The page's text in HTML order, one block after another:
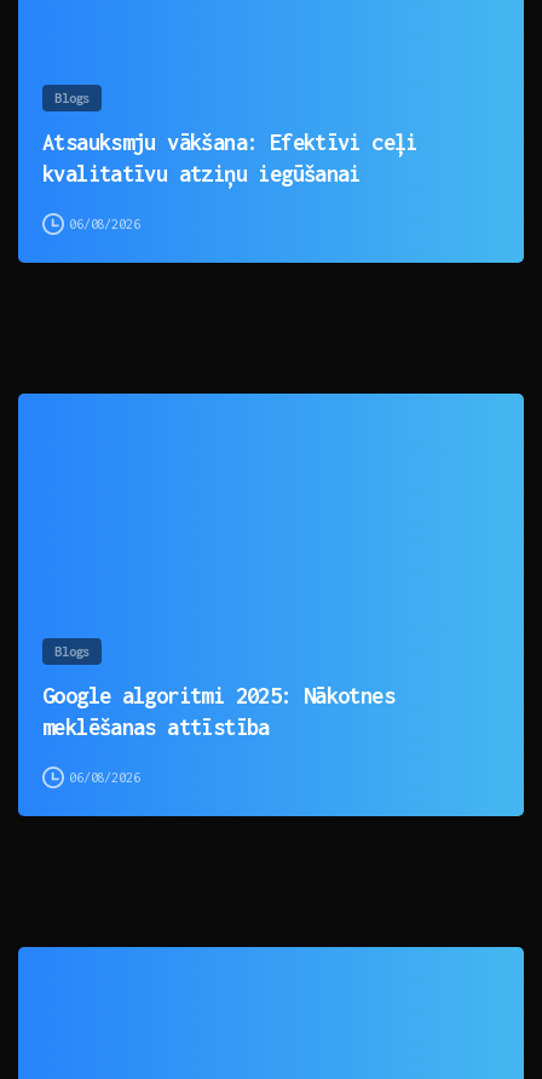
Blogs
Atsauksmju vākšana: Efektīvi ceļi
kvalitatīvu atziņu iegūšanai
06/08/2026
Blogs
Google algoritmi 2025: Nākotnes
meklēšanas attīstība
06/08/2026